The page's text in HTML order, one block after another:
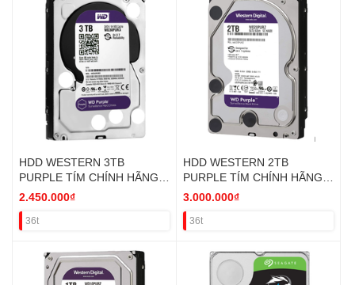
HDD WESTERN 3TB
PURPLE TÍM CHÍNH HÃNG
VAT
2.450.000₫
36t
HDD WESTERN 2TB
PURPLE TÍM CHÍNH HÃNG
VAT
3.000.000₫
36t